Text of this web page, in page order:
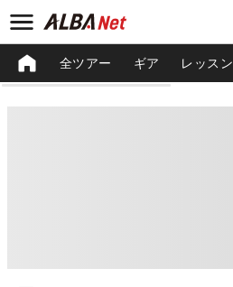
全ツアー ギア レッスン